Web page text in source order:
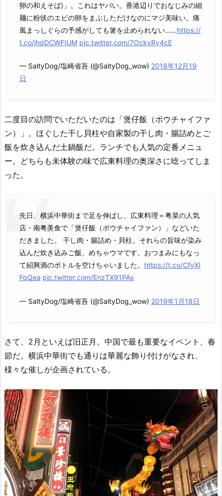
卵の和えそば)」。これはヤバい。香港辺りでおなじみの細
麺に粉状のエビの卵をまぶしただけなのにマジ美味い。痛
風まっしぐらの予感がしても箸を止められない……https://
t.co/jhdDCWFIUM pic.twitter.com/7OckvRy4cE
— SaltyDog/塩崎省吾 (@SaltyDog_wow) 2018年12月19
日
二度目の訪問でいただいたのは「煲仔飯（ボウチャイファ
ン）」。ほぐした干し貝柱や自家製の干し肉・腸詰めとご
飯を炊き込んだ土鍋飯だ。ランチでも人気の定番メニュ
ー。どちらも未体験の味で広東料理の奥深さに唸ってしま
った。
先日、横浜中華街まで足を伸ばし、広東料理＝粤菜の人気
店・南粤美食で「煲仔飯（ボウチャイファン）」などいた
だきました。 干し肉・腸詰め・貝柱。それらの旨味が染み
込んだ炊き込みご飯、めちゃウマです。おつまみにもなっ
て紹興酒のボトルを空けちゃいました。 https://t.co/CfyXI
FqQea pic.twitter.com/EnzTX91PAx
— SaltyDog/塩崎省吾 (@SaltyDog_wow) 2019年1月18日
さて、2月といえば旧正月。中国で最も重要なイベント、春
節だ。横浜中華街でも通りは華麗な飾り付けがなされ、
様々な催しが企画されている。